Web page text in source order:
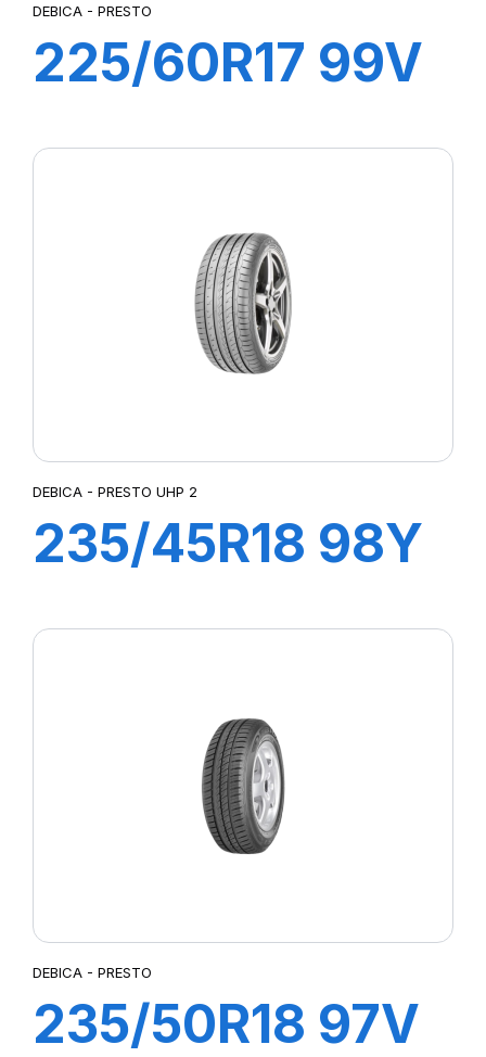
DEBICA - PRESTO
225/60R17 99V
DEBICA - PRESTO UHP 2
235/45R18 98Y
DEBICA - PRESTO
235/50R18 97V